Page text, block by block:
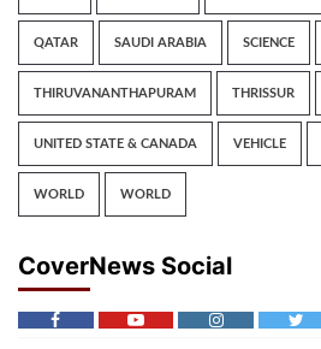
QATAR SAUDI ARABIA SCIENCE
THIRUVANANTHAPURAM THRISSUR
UNITED STATE & CANADA VEHICLE
WORLD WORLD
CoverNews Social